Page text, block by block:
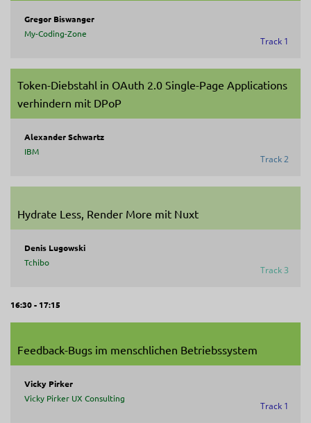
Gregor Biswanger
My-Coding-Zone
Track 1
Token-Diebstahl in OAuth 2.0 Single-Page Applications
verhindern mit DPoP
Alexander Schwartz
IBM
Track 2
Hydrate Less, Render More mit Nuxt
Denis Lugowski
Tchibo
Track 3
16:30 - 17:15
Feedback-Bugs im menschlichen Betriebssystem
Vicky Pirker
Vicky Pirker UX Consulting
Track 1